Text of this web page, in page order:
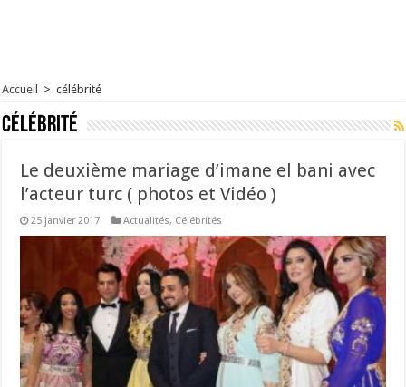
Accueil > célébrité
célébrité
Le deuxième mariage d’imane el bani avec
l’acteur turc ( photos et Vidéo )
25 janvier 2017 Actualités, Célébrités